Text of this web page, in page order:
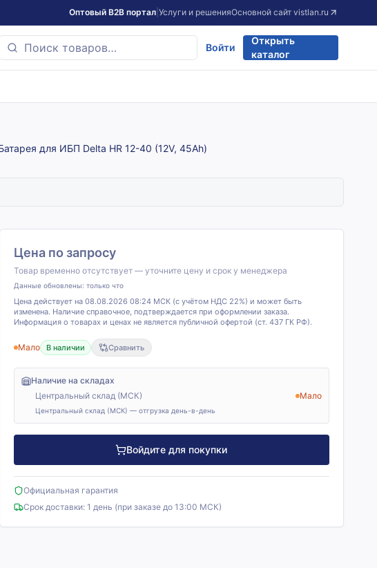
Оптовый B2B портал Услуги и решенияОсновной сайт vistlan.ru
Войти
Открыть
каталог
для ИБП Delta HR 12-40 (12V, 45Ah)
Цена по запросу
Товар временно отсутствует — уточните цену и срок у менеджера
Данные обновлены: только что
Цена действует на 08.08.2026 08:24 МСК (с учётом НДС 22%) и может быть
изменена. Наличие справочное, подтверждается при оформлении заказа.
Информация о товарах и ценах не является публичной офертой (ст. 437 ГК РФ).
Мало В наличии Сравнить
Наличие на складах
Центральный склад (МСК)
Мало
Центральный склад (МСК) — отгрузка день-в-день
Войдите для покупки
Официальная гарантия
Срок доставки: 1 день (при заказе до 13:00 МСК)